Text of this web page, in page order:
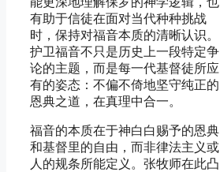
有助于信徒在面对当代种种挑战
时，保持对福音本质的清晰认识。
护卫福音不只是历史上一段特定争
论的主题，而是每一代基督徒所应
有的姿态：不偏不倚地坚守纯正的
恩典之道，在真理中合一。
福音的本质在于神白白赐予的恩典
和基督里的自由，而非律法主义或
人的规条所能定义。张牧师在此凸